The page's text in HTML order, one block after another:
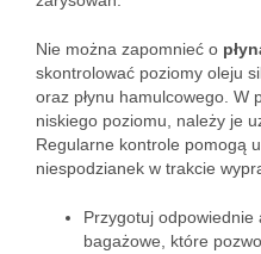
Nie można zapomnieć o
skontrolować poziomy oleju
oraz płynu hamulcowego. W
niskiego poziomu, należy je
Regularne kontrole pomogą
niespodzianek w trakcie
Przygotuj
bagażowe, które